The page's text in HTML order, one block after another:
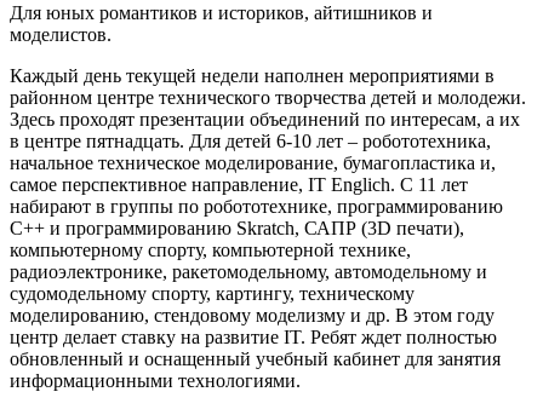
Для юных романтиков и историков, айтишников и
моделистов.
Каждый день текущей недели наполнен мероприятиями в
районном центре технического творчества детей и молодежи.
Здесь проходят презентации объединений по интересам, а их
в центре пятнадцать. Для детей 6-10 лет – робототехника,
начальное техническое моделирование, бумагопластика и,
самое перспективное направление, IT Englich. С 11 лет
набирают в группы по робототехнике, программированию
С++ и программированию Skratch, САПР (3D печати),
компьютерному спорту, компьютерной технике,
радиоэлектронике, ракетомодельному, автомодельному и
судомодельному спорту, картингу, техническому
моделированию, стендовому моделизму и др. В этом году
центр делает ставку на развитие IT. Ребят ждет полностью
обновленный и оснащенный учебный кабинет для занятия
информационными технологиями.